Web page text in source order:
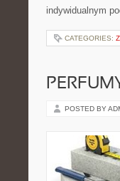
indywidualnym
CATEGORIES:
POSTED BY